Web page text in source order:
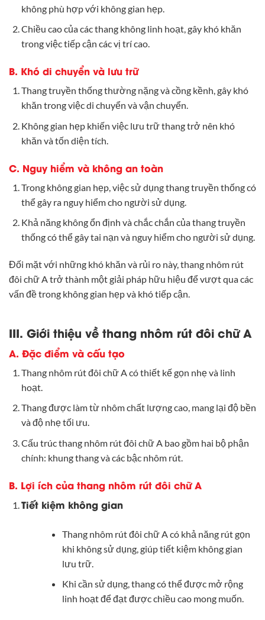
không phù hợp với không gian hẹp.
Chiều cao của các thang không linh hoạt, gây khó khăn
trong việc tiếp cận các vị trí cao.
B. Khó di chuyển và lưu trữ
Thang truyền thống thường nặng và cồng kềnh, gây khó
khăn trong việc di chuyển và vận chuyển.
Không gian hẹp khiến việc lưu trữ thang trở nên khó
khăn và tốn diện tích.
C. Nguy hiểm và không an toàn
Trong không gian hẹp, việc sử dụng thang truyền thống có
thể gây ra nguy hiểm cho người sử dụng.
Khả năng không ổn định và chắc chắn của thang truyền
thống có thể gây tai nạn và nguy hiểm cho người sử dụng.
Đối mặt với những khó khăn và rủi ro này, thang nhôm rút
đôi chữ A trở thành một giải pháp hữu hiệu để vượt qua các
vấn đề trong không gian hẹp và khó tiếp cận.
III. Giới thiệu về thang nhôm rút đôi chữ A
A. Đặc điểm và cấu tạo
Thang nhôm rút đôi chữ A có thiết kế gọn nhẹ và linh
hoạt.
Thang được làm từ nhôm chất lượng cao, mang lại độ bền
và độ nhẹ tối ưu.
Cấu trúc thang nhôm rút đôi chữ A bao gồm hai bộ phận
chính: khung thang và các bậc nhôm rút.
B. Lợi ích của thang nhôm rút đôi chữ A
Tiết kiệm không gian
Thang nhôm rút đôi chữ A có khả năng rút gọn
khi không sử dụng, giúp tiết kiệm không gian
lưu trữ.
Khi cần sử dụng, thang có thể được mở rộng
linh hoạt để đạt được chiều cao mong muốn.